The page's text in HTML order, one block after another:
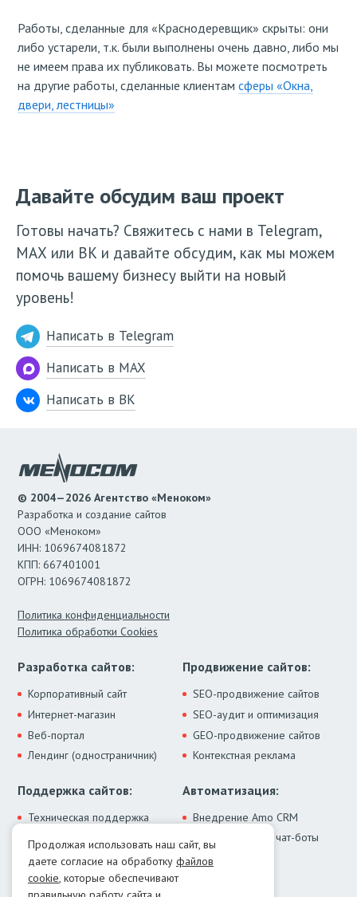
Работы, сделанные для «Краснодеревщик» скрыты: они
либо устарели, т.к. были выполнены очень давно, либо мы
не имеем права их публиковать. Вы можете посмотреть
на другие работы, сделанные клиентам сферы «Окна,
двери, лестницы»
Давайте обсудим ваш проект
Готовы начать? Свяжитесь с нами в Telegram,
МАХ или ВК и давайте обсудим, как мы можем
помочь вашему бизнесу выйти на новый
уровень!
Написать в Telegram
Написать в MAX
Написать в ВК
© 2004—2026 Агентство «Меноком»
Разработка и создание сайтов
ООО «Меноком»
ИНН: 1069674081872
КПП: 667401001
ОГРН: 1069674081872
Политика конфиденциальности
Политика обработки Cookies
Разработка сайтов:
Корпоративный сайт
Интернет-магазин
Веб-портал
Лендинг (одностраничник)
Продвижение сайтов:
SEO-продвижение сайтов
SEO-аудит и оптимизация
GEO-продвижение сайтов
Контекстная реклама
Поддержка сайтов:
Техническая поддержка
Модернизация сайта
Лечение от вирусов
Автоматизация:
Внедрение Amo CRM
ИИ-ассистенты и чат-боты
Интеграции
Контакты:
Продолжая использовать наш сайт, вы
даете согласие на обработку файлов
cookie, которые обеспечивают